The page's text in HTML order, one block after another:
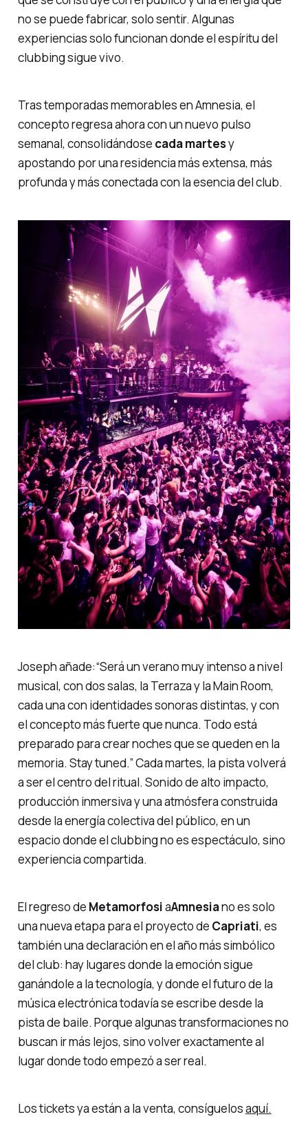
no se puede fabricar, solo sentir. Algunas
experiencias solo funcionan donde el espíritu del
clubbing sigue vivo.
Tras temporadas memorables en Amnesia, el
concepto regresa ahora con un nuevo pulso
semanal, consolidándose cada martesy
apostando por una residencia más extensa, más
profunda y más conectada con la esencia del club.
Joseph añade:“Será un verano muy intenso a nivel
musical, con dos salas, la Terraza y la Main Room,
cada una con identidades sonoras distintas, y con
el concepto más fuerte que nunca. Todo está
preparado para crear noches que se queden en la
memoria. Stay tuned.”Cada martes, la pista volverá
a ser el centro del ritual. Sonido de alto impacto,
producción inmersiva y una atmósfera construida
desde la energía colectiva del público, en un
espacio donde el clubbing no es espectáculo, sino
experiencia compartida.
El regreso de MetamorfosiaAmnesiano es solo
una nueva etapa para el proyecto de Capriati, es
también una declaración en el año más simbólico
del club: hay lugares donde la emoción sigue
ganándole a la tecnología, y donde el futuro de la
música electrónica todavía se escribe desde la
pista de baile. Porque algunas transformaciones no
buscan ir más lejos, sino volver exactamente al
lugar donde todo empezó a ser real.
Los tickets ya están a la venta, consíguelosaquí.